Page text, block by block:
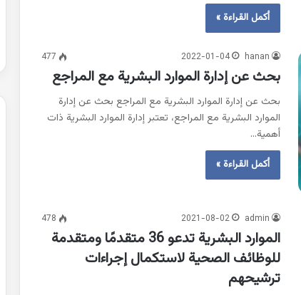
أكمل القراءة »
hanan
2022-01-04
477
بحث عن إدارة الموارد البشرية مع المراجع
بحث عن إدارة الموارد البشرية مع المراجع بحث عن إدارة
الموارد البشرية مع المراجع، تعتبر إدارة الموارد البشرية ذات
أهمية…
أكمل القراءة »
admin
2021-08-02
478
الموارد البشرية تدعو 36 متقدمًا ومتقدمة
للوظائف الصحية لاستكمال إجراءات
ترشيحهم